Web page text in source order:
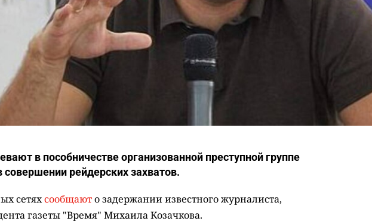
в пособничестве организованной преступной группе
совершении рейдерских захватов.
сетяхсообщаюто задержании известного журналиста,
газеты "Время" Михаила Козачкова.